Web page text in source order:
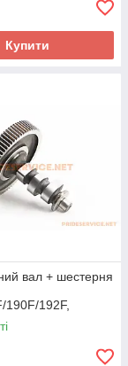
Купити
вал + шестерня
190F/192F,